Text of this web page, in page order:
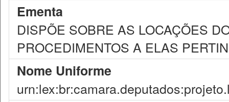
Ementa
DISPÕE SOBRE AS LOCAÇÕES
PROCEDIMENTOS A ELAS
Nome Uniforme